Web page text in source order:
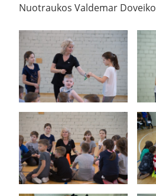
Nuotraukos Valdemar Doveiko